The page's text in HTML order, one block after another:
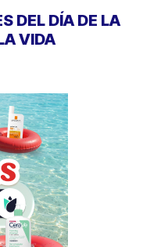
DEL DÍA DE LA
VIDA